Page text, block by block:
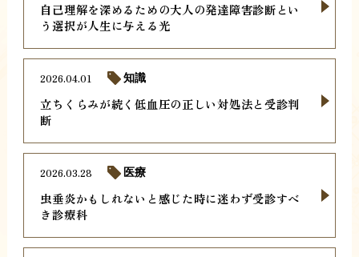
自己理解を深めるための大人の発達障害診断とい
う選択が人生に与える光
立ちくらみが続く低血圧の正しい対処法と受診判
断
2026.04.01 知識
虫垂炎かもしれないと感じた時に迷わず受診すべ
き診療科
2026.03.28 医療